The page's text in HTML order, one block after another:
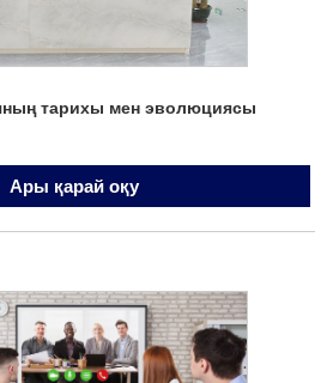
тарихы мен эволюциясы
Ары қарай оқу